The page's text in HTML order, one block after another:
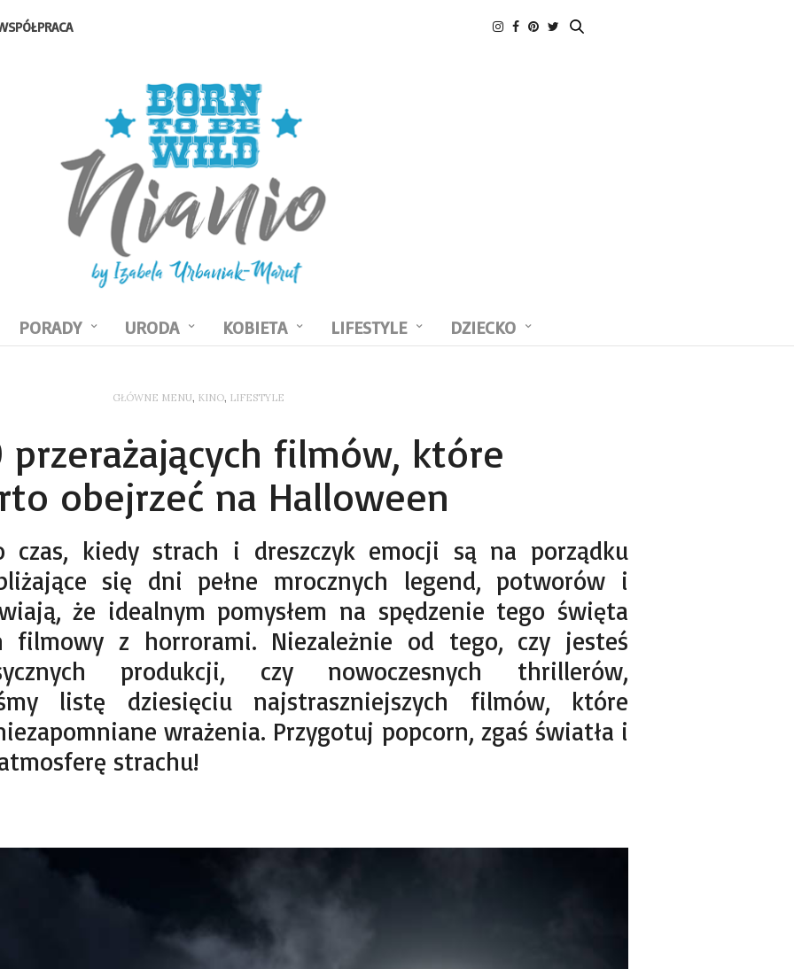
PORADY URODA KOBIETA LIFESTYLE DZIECKO
GŁÓWNE MENU, KINO, LIFESTYLE
przerażających filmów, które
obejrzeć na Halloween
czas, kiedy strach i dreszczyk emocji są na porządku
się dni pełne mrocznych legend, potworów i
że idealnym pomysłem na spędzenie tego święta
filmowy z horrorami. Niezależnie od tego, czy jesteś
produkcji, czy nowoczesnych thrillerów,
listę dziesięciu najstraszniejszych filmów, które
wrażenia. Przygotuj popcorn, zgaś światła i
strachu!